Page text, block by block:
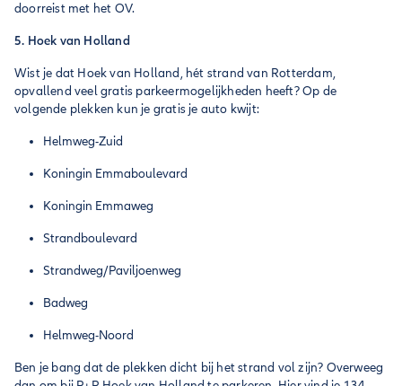
doorreist met het OV.
5. Hoek van Holland
Wist je dat Hoek van Holland, hét strand van Rotterdam,
opvallend veel gratis parkeermogelijkheden heeft? Op de
volgende plekken kun je gratis je auto kwijt:
Helmweg-Zuid
Koningin Emmaboulevard
Koningin Emmaweg
Strandboulevard
Strandweg/Paviljoenweg
Badweg
Helmweg-Noord
Ben je bang dat de plekken dicht bij het strand vol zijn? Overweeg